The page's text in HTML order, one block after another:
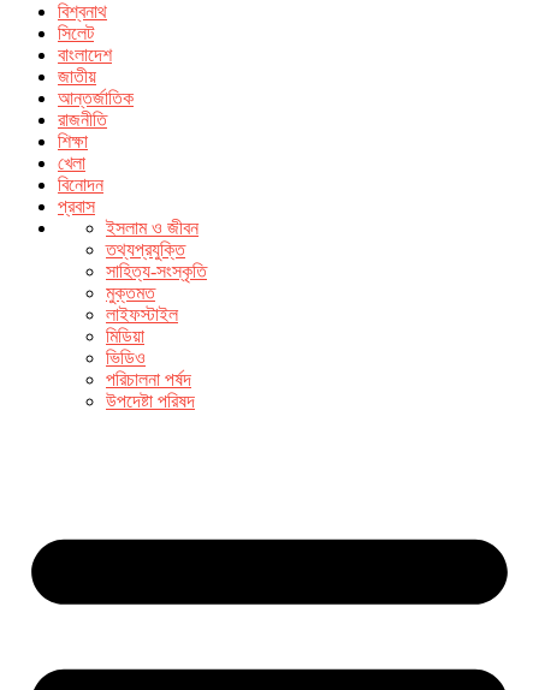
বিশ্বনাথ
সিলেট
বাংলাদেশ
জাতীয়
আন্তর্জাতিক
রাজনীতি
শিক্ষা
খেলা
বিনোদন
প্রবাস
ইসলাম ও জীবন
তথ্যপ্রযুক্তি
সাহিত্য-সংস্কৃতি
মুক্তমত
লাইফস্টাইল
মিডিয়া
ভিডিও
পরিচালনা পর্ষদ
উপদেষ্টা পরিষদ